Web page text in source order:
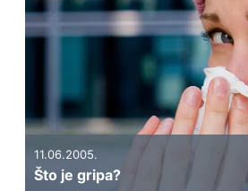
11.06.2005.
Što je gripa?